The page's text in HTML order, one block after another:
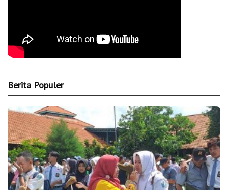
Berita Populer